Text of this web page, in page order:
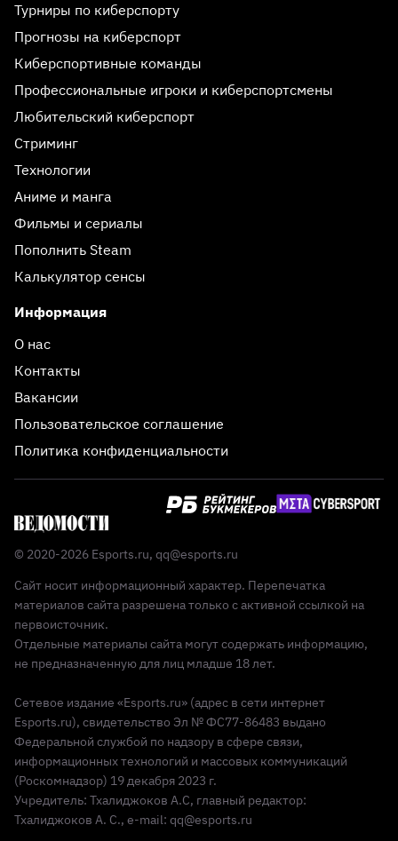
Турниры по киберспорту
Прогнозы на киберспорт
Киберспортивные команды
Профессиональные игроки и киберспортсмены
Любительский киберспорт
Стриминг
Технологии
Аниме и манга
Фильмы и сериалы
Пополнить Steam
Калькулятор сенсы
Информация
О нас
Контакты
Вакансии
Пользовательское соглашение
Политика конфиденциальности
© 2020-2026 Esports.ru, qq@esports.ru
Сайт носит информационный характер. Перепечатка
материалов сайта разрешена только с активной ссылкой на
первоисточник.
Отдельные материалы сайта могут содержать информацию,
не предназначенную для лиц младше 18 лет.
Сетевое издание «Esports.ru» (адрес в сети интернет
Esports.ru), свидетельство Эл № ФС77-86483 выдано
Федеральной службой по надзору в сфере связи,
информационных технологий и массовых коммуникаций
(Роскомнадзор) 19 декабря 2023 г.
Учредитель: Тхалиджоков А.С, главный редактор:
Тхалиджоков А. С., e-mail: qq@esports.ru